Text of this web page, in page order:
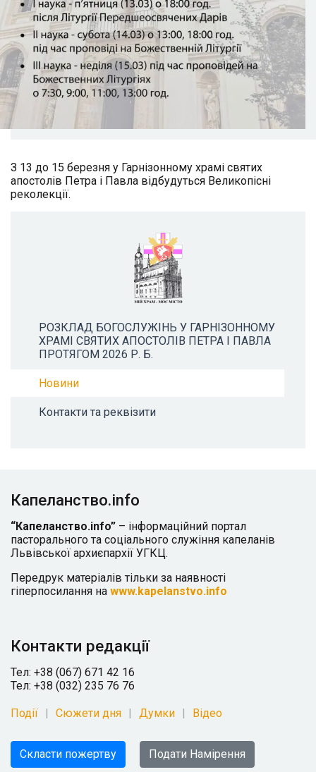
З 13 до 15 березня у Гарнізонному храмі святих
апостолів Петра і Павла відбудуться Великопісні
реколекції.
РОЗКЛАД БОГОСЛУЖІНЬ У ГАРНІЗОННОМУ
ХРАМІ СВЯТИХ АПОСТОЛІВ ПЕТРА І ПАВЛА
ПРОТЯГОМ 2026 Р. Б.
Новини
Контакти та реквізити
Капеланство.info
“Капеланство.info” – інформаційний портал
пасторального та соціального служіння капеланів
Львівської архиєпархії УГКЦ.
Передрук матеріалів тільки за наявності
гіперпосилання на www.kapelanstvo.info
Контакти редакції
Тел: +38 (067) 671 42 16
Тел: +38 (032) 235 76 76
Події Сюжети дня Думки Відео
Скласти пожертву Подати Намірення